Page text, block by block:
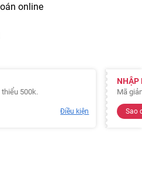
online
thiểu 500k.
Điều kiện
NHẬP
Mã
Sao